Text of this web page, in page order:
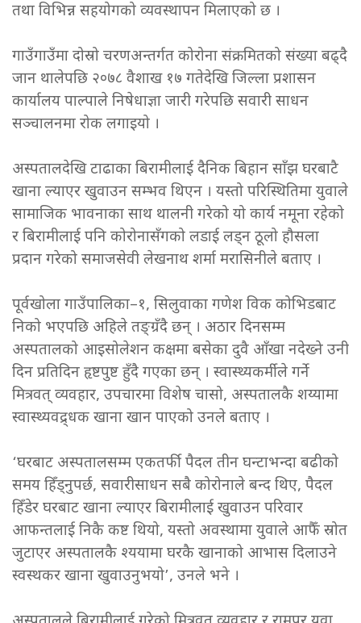
तथा विभिन्न सहयोगको व्यवस्थापन मिलाएको छ ।
गाउँगाउँमा दोस्रो चरणअन्तर्गत कोरोना संक्रमितको संख्या बढ्दै
जान थालेपछि २०७८ वैशाख १७ गतेदेखि जिल्ला प्रशासन
कार्यालय पाल्पाले निषेधाज्ञा जारी गरेपछि सवारी साधन
सञ्चालनमा रोक लगाइयो ।
अस्पतालदेखि टाढाका बिरामीलाई दैनिक बिहान साँझ घरबाटै
खाना ल्याएर खुवाउन सम्भव थिएन । यस्तो परिस्थितिमा युवाले
सामाजिक भावनाका साथ थालनी गरेको यो कार्य नमूना रहेको
र बिरामीलाई पनि कोरोनासँगको लडाई लड्न ठूलो हौसला
प्रदान गरेको समाजसेवी लेखनाथ शर्मा मरासिनीले बताए ।
पूर्वखोला गाउँपालिका–१, सिलुवाका गणेश विक कोभिडबाट
निको भएपछि अहिले तङ्ग्रँदै छन् । अठार दिनसम्म
अस्पतालको आइसोलेशन कक्षमा बसेका दुवै आँखा नदेख्ने उनी
दिन प्रतिदिन हृष्टपुष्ट हुँदै गएका छन् । स्वास्थ्यकर्मीले गर्ने
मित्रवत् व्यवहार, उपचारमा विशेष चासो, अस्पतालकै शय्यामा
स्वास्थ्यवद्र्धक खाना खान पाएको उनले बताए ।
‘घरबाट अस्पतालसम्म एकतर्फी पैदल तीन घन्टाभन्दा बढीको
समय हिँड्नुपर्छ, सवारीसाधन सबै कोरोनाले बन्द थिए, पैदल
हिँडेर घरबाट खाना ल्याएर बिरामीलाई खुवाउन परिवार
आफन्तलाई निकै कष्ट थियो, यस्तो अवस्थामा युवाले आफैँ स्रोत
जुटाएर अस्पतालकै श्ययामा घरकै खानाको आभास दिलाउने
स्वस्थकर खाना खुवाउनुभयो’, उनले भने ।